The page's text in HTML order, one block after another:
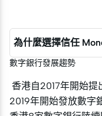
為什麼選擇信任
數字銀行發展趨勢
香港自2017年開始
2019年開始發放數字